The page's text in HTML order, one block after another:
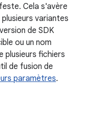
Cela s'avère
variantes
de SDK
ou un nom
plusieurs fichiers
de fusion de
paramètres.